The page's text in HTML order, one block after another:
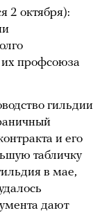
2 октября):
профсоюза
гильдии
и его
табличку
в мае,
дают